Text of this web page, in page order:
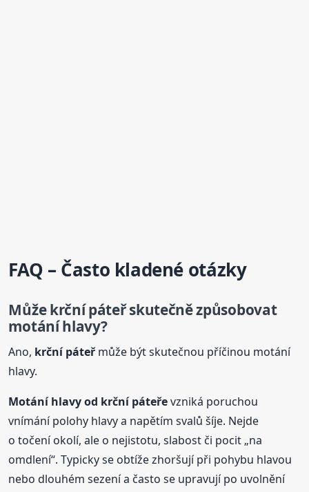
FAQ – Často kladené otázky
Můžekrční páteřskutečně způsobovat
motání hlavy?
Ano, krční páteřmůže být skutečnou příčinou motání
hlavy.
Motání hlavy od krční páteřevzniká poruchou
vnímání polohy hlavy a napětím svalů šíje. Nejde
o točení okolí, ale o nejistotu, slabost či pocit „na
omdlení“. Typicky se obtíže zhoršují při pohybu hlavou
nebo dlouhém sezení a často se upravují po uvolnění